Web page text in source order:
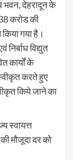
भवन, देहरादून के
करोड की
गया है।
विद्युत
कार्यों के
करते हुए
किये जाने का
स्वायत्त
मौजूदा दर को